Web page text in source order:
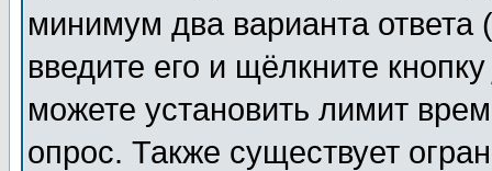
минимум два варианта ответа
введите его и щёлкните
можете установить лимит
опрос. Также существует